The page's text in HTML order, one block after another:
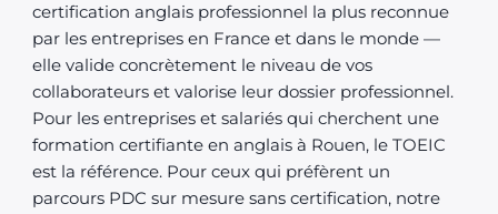
certification anglais professionnel la plus reconnue
par les entreprises en France et dans le monde —
elle valide concrètement le niveau de vos
collaborateurs et valorise leur dossier professionnel.
Pour les entreprises et salariés qui cherchent une
formation certifiante en anglais à Rouen, le TOEIC
est la référence. Pour ceux qui préfèrent un
parcours PDC sur mesure sans certification, notre